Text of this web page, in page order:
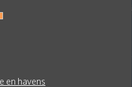
en havens